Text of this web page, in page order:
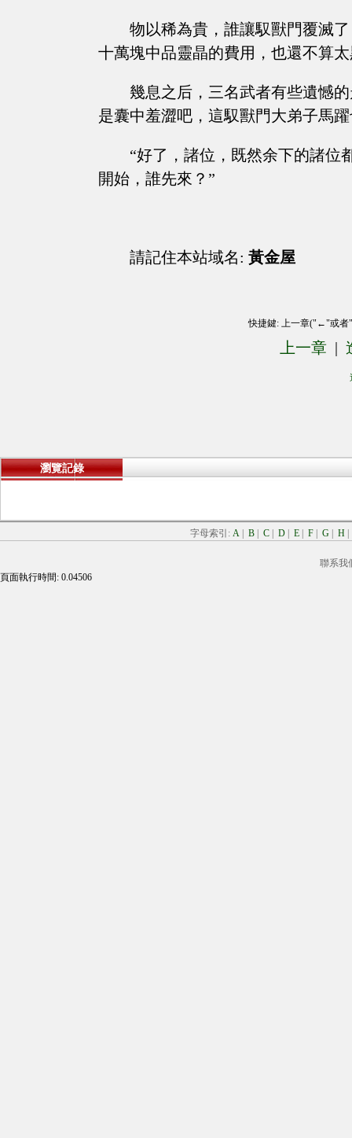
物以稀為貴，誰讓馭獸門覆滅
十萬塊中品靈晶的費用，也還不算
幾息之后，三名武者有些遺憾
是囊中羞澀吧，這馭獸門大弟子馬
“好了，諸位，既然余下的諸位
開始，誰先來？”
請記住本站域名: 黃金屋
快捷鍵: 上一章("←"或
上一章 |
瀏覽記錄
字母索引: A B C D E F G H
聯系我
頁面執行時間: 0.04506